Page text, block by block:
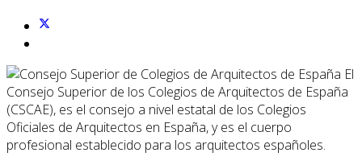
El
Consejo Superior de los Colegios de Arquitectos de España
(CSCAE), es el consejo a nivel estatal de los Colegios
Oficiales de Arquitectos en España, y es el cuerpo
profesional establecido para los arquitectos españoles.